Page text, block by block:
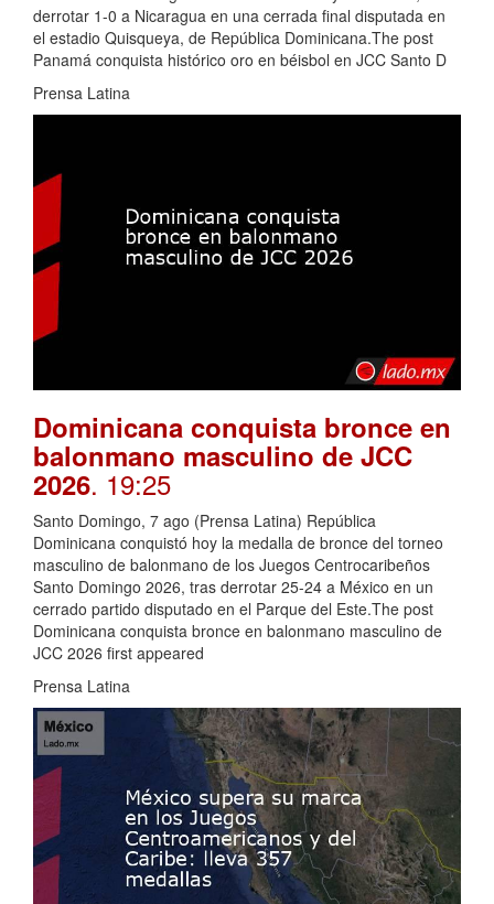
derrotar 1-0 a Nicaragua en una cerrada final disputada en
el estadio Quisqueya, de República Dominicana.The post
Panamá conquista histórico oro en béisbol en JCC Santo D
Prensa Latina
Dominicana conquista bronce en
balonmano masculino de JCC
2026. 19:25
Santo Domingo, 7 ago (Prensa Latina) República
Dominicana conquistó hoy la medalla de bronce del torneo
masculino de balonmano de los Juegos Centrocaribeños
Santo Domingo 2026, tras derrotar 25-24 a México en un
cerrado partido disputado en el Parque del Este.The post
Dominicana conquista bronce en balonmano masculino de
JCC 2026 first appeared
Prensa Latina